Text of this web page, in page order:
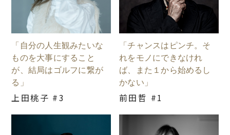
「自分の人生観みたいな
ものを大事にすること
が、結局はゴルフに繋が
る」
上田桃子 #3
「チャンスはピンチ。そ
れをモノにできなけれ
ば、また１から始めるし
かない」
前田哲 #1